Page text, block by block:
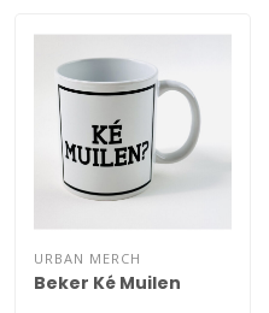
URBAN MERCH
Beker Ké Muilen